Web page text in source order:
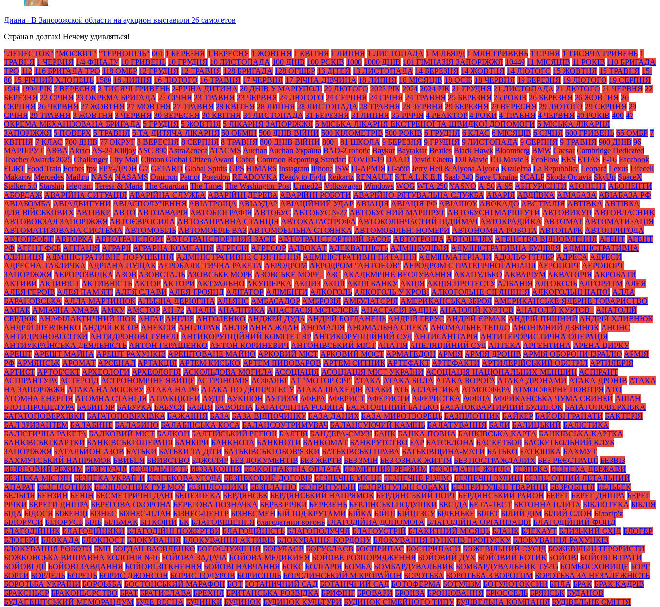
Диана - В Запорожской области на аукцион выставили 26 самолетов
Страна в долгах! Нечему удивляться!
"ЛЕПЕСТОК" "МОСКИТ" "ТЕРНОПІЛЬ" 061 1 БЕРЕЗНЯ 1 ВЕРЕСНЯ 1 ЖОВТНЯ 1 КВІТНЯ 1 ЛИПНЯ 1 ЛИСТОПАДА 1 МІЛЬЯРД 1 МЛН ГРИВЕНЬ 1 СІЧНЯ 1 ТИСЯЧА ГРИВЕНЬ 1
ТРАВНЯ 1 ЧЕРВНЯ 1/4 ФІНАЛУ 10 ГРИВЕНЬ 10 ГРУДНЯ 10 ЛИСТОПАДА 100 ДНІВ 100 РОКІВ 1000 1000 ДНІВ 101 ГІМНАЗІЯ ЗАПОРІЖЖЯ 10449 11 МІСЯЦІВ 11 РОКІВ 110 БРИГАДА
ТРО 112 116 БРИГАДА ТРО 118 ОМБР 12 ГРУДНЯ 12 ТРАВНЯ 128 БРИГАДА 128 ОГШБР 13 ДІТЕЙ 13 ЛИСТОПАДА 14 БЕРЕЗНЯ 14 ЖОВТНЯ 14 ЛЮТОГО 15 ЖОВТНЯ 15 ТРАВНЯ 15-
80 15-РІЧНИЙ ХЛОПЕЦЬ 1580 16 ЛИПНЯ 16 ЛЮТОГО 16 ТРАВНЯ 17 ЧЕРВНЯ 17-РІЧНА ДІВЧИНА 18 ЛИПНЯ 18 МІСЯЦІВ 18 ОСІБ 18 ЧЕРВНЯ 19 БЕРЕЗНЯ 19 ЛЮТОГО 19 СЕРПНЯ
1944 1994 РІК 2 ВЕРЕСНЯ 2 ТИСЯЧІ ГРИВЕНЬ 2-РІЧНА ДИТИНА 20 ДНІВ У МАРІУПОЛІ 20 ЛЮТОГО 2023 РІК 2024 2024 РІК 21 ГРУДНЯ 21 ЛИСТОПАДА 21 ЛЮТОГО 21 ЧЕРВНЯ 22
БЕРЕЗНЯ 22 СІЧНЯ 23 ОКРЕМА БРИГАДА 23 СІЧНЯ 23 ТРАВНЯ 23 ЧЕРВНЯ 24 ЛЮТОГО 24 СЕРПНЯ 24 СІЧНЯ 24 ТРАВНЯ 25 БЕРЕЗНЯ 25 РОКІВ 26 БЕРЕЗНЯ 26 ЖОВТНЯ 26
СЕРПНЯ 26 ЧЕРВНЯ 27 ЖОВТНЯ 27 МОВТНЯ 27 ТРАВНЯ 28 КВІТНЯ 28 ЛИПНЯ 28 ЛИСТОПАДА 28 ТРАВНЯ 28 ЧЕРВНЯ 29 БЕРЕЗНЯ 29 ВЕРЕСНЯ 29 ЛЮТОГО 29 СЕРПНЯ 29
СІЧНЯ 29 ТРАВНЯ 3 ЖОВТНЯ 3 ЧЕРВНЯ 30 ВЕРЕСНЯ 30 КВІТНЯ 30 ЛИСТОПАДА 31 БЕРЕЗНЯ 31 ЛИПНЯ 35-РІЧЧЯ 4 РЕАКТОР 4 РОКИ 4 ТРАВНЯ 4 ЧЕРВНЯ 40 РОКІВ 400 47
ОКРЕМА МЕХАНІЗОВАНА БРИГАДА 5 ГРУДНЯ 5 ЖОВТНЯ 5 ЛІКАРНЯ ЗАПОРІЖЖЯ 5 МІСЬКА ЛІКАРНЯ ЕКСТРЕНОЇ ТА ШВИДКОЇ ДОПОМОГИ 5 МІСЬКА ЛІКАРНЯ
ЗАПОРІЖЖЯ 5 ПОВЕРХ 5 ТРАВНЯ 5-ТА ДИТЯЧА ЛІКАРНЯ 50 ОБМІН 500 ДНІВ ВІЙНИ 500 КІЛОМЕТРІВ 500 РОКІВ 6 ГРУДНЯ 6 КЛАС 6 МІСЯЦІВ 6 СІЧНЯ 600 ГРИВЕНЬ 65 ОМБР 7
КВІТНЯ 7 КЛАС 700 ДНІВ 77 ОКРУГ 8 ВЕРЕСНЯ 8 СЕРПНЯ 8 ТРАВНЯ 800 ДНІВ ВІЙНИ 800+ 81 ШКОЛА 9 БЕРЕЗНЯ 9 ГРУДНЯ 9 ЛИСТОПАДА 9 СЕРПНЯ 9 ТРАВНЯ 900 ДНІВ 96
МАРШРУТ ABBA Akıncı AS-24 Killjoy ASC 890 AstraZeneca ATACMS Auchan Auchan Україна BAD-2 robotic Baykar Bayraktar Beatles Black Нawk Bloomberg BMW Caesar Cambridge Dedicated
Teacher Awards 2025 Challenger City Mall Clinton Global Citizen Award Cobra Common Reporting Standart COVID-19 DAAD David Guetta DJI Mavic DJI Mavic 3 EcoFlow EES ETIAS F-16 Facebook
FLiRT Food Train Forbes fpv FPV-ДРОН G7 GEPARD Global Spirits GPS HIMARS Instagram iPhone ISW IT-АРМІЯ IT-збій Jerry Heil & Alyona Alyona Kızılelma La Repubblica Leopard Lexus Lifecell
Makarov Mercedes Mаil.гu NASA NASAMS Omicron Patriot Poseidon READOVKA Ready to Fight Reikartz RENAULT S.T.A.L.K.E.R Saab 340 Save Ukraine SCALP Skoda Octavia SkyUp SpaceX
Stalker 5.0 Starship telegram Teresa & Maria The Guardian The Times The Washington Post United24 Volkswagen Windows WOG WTA 250YASNO А-50 А-95 АБІТУРІЄНТИ АБОНЕНТ АБОНЕНТИ
АБОРДАЖ АВАРІЙНА СИТУАЦІЯ АВАРІЙНА СЛУЖБА АВАРІЙНІ ДЕРЕВА АВАРІЙНІ РОБОТИ АВАРІЙНО-РЯТУВАЛЬНА СЛУЖБА АВАРІЯ АВДІЇВКА АВІАБАЗА АВІАБАЗА РФ
АВІАБОМБА АВІАДВИГУНИ АВІАСПОЛУЧЕННЯ АВІАТРОЩА АВІАУДАР АВІАЦІЙНИЙ УДАР АВІАЦІЯ АВІАЦІЯ РФ АВІАШОУ АВОКАДО АВСТРАЛІЯ АВТІВКА АВТІВКА
ДЛЯ ВІЙСЬКОВИХ АВТІВКИ АВТО АВТОАВАРІЯ АВТОБІОГРАФІЯ АВТОБУС АВТОБУС №27 АВТОБУСНИЙ МАРШРУТ АВТОБУСНІ МАРШРУТИ АВТОВИКУП АВТОВЛАСНИК
АВТОВОКЗАЛ ЗАПОРІЖЖЯ АВТОЄВРОСИЛА АВТОЗАПРАВНА СТАНЦІЯ АВТОКАТАСТРОФА АВТОКОЛІНЧАСТИЙ ПІДІЙМАЧ АВТОКРАДІЙКА АВТОМАТ АВТОМАТИЗАЦІЯ
АВТОМАТИЗОВАНА СИСТЕМА АВТОМОБІЛЬ АВТОМОБІЛЬ ВАЗ АВТОМОБІЛЬНА СТОЯНКА АВТОМОБІЛЬНІ НОМЕРИ АВТОНОМНА РОБОТА АВТОПАРК АВТОПРИГОДА
АВТОПРОБІГ АВТОРКА АВТОТРАНСПОРТ АВТОТРАНСПОРТНИЙ ЗАСІБ АВТОТРАНСПОРТНИЙ ЗАСОБ АВТОТРОЩА АВТОШЛЯХ АГЕНСТВО ВІДНОВЛЕННЯ АГЕНТ АГЕНТ
РФ АГЕНТ ФСБ АГІТАЦІЯ АГРАРІЇ АГРАРНА КОМПАНІЯ АГРЕСІЯ АГРЕСОР АДВОКАТ АДЕКВАТНІСТЬ АДМІНБУДІВЛЯ АДМІНІСТРАТИВНА БУДІВЛЯ АДМІНІСТРАТИВНА
ОДИНИЦЯ АДМІНІСТРАТИВНЕ ПОРУШЕННЯ АДМІНІСТРАТИВНЕ СТЯГНЕННЯ АДМІНІСТРАТИВНІ ПИТАННЯ АДМІНМАТЕРІАЛИ АДОЛЬФ ГІТЛЕР АДРЕСА АДРЕСИ
АДРЕСНА ТАБЛИЧКА АДРІАНА ПУЩАК АЕРОБАЛІСТИЧНА РАКЕТА АЕРОДРОМ АЕРОДРОМ "АНТОНОВ" АЕРОДРОМ СТРАТЕГІЧНОЇ АВІАЦІЇ АЕРОПОРТ АЕРОПОРТ
ЗАПОРІЖЖЯ АЕРОРОЗВІДКА АЗОВ АЗОВСТАЛЬ АЗОВСЬКЕ МОРЕ АЗОВСЬКЕ МОРЕ_ АЗС АКАДЕМІЧНЕ ВЕСЛУВАННЯ АКАПУЛЬКО АКВАРІУМ АКВАТОРІЯ АКРОБАТИ
АКТИВИ АКТИВІСТ АКТИВНІСТЬ АКТОР АКТОРИ АКТУАЛЬНО АКУШЕРКА АКЦИЗ АКЦІЇ АКЦІЇ БАНКУ АКЦІЯ АКЦІЯ ПРОТЕСТУ АЛБАНІЯ АЛГОКОЛЬ АЛГОРИТМ АЛЕЯ
АЛЕЯ ГЕРОЇВ АЛЕЯ ПАМ'ЯТІ АЛЕЯ СЛАВИ АЛЕЯ ТРОЯНД АЛІГАТОР АЛІМЕНТИ АЛКОГОЛЬ АЛКОГОЛЬ У КРОВІ АЛКОГОЛЬНЕ СП'ЯНІННЯ АЛКОГОЛЬНІ НАПОЇ АЛЛА
БАРАНОВСЬКА АЛЛА МАРТИНЮК АЛЬБІНА ДЕРЮГІНА АЛЬЯНС АМБАСАДОР АМБРОЗІЯ АМБУЛАТОРІЯ АМЕРИКАНСЬКА ЗБРОЯ АМЕРИКАНСЬКЕ ЯДЕРНЕ ТОВАРИСТВО
АМІАК АМІАЧНА ХМАРА АМКУ АМСТОР АН-72 АНАЛІЗ АНАЛІТИКА АНАСТАСІЯ МЄТЄЛЄВА АНАСТАСІЯ РАДІНА АНАТОЛІЙ КУРТЄВ АНАТОЛІЙ КУРТЄВ_
АНАТОЛІЙ
СЕРДЮК АНАФІЛАКТИЧНИЙ ШОК АНГАР АНГЛІЯ АНГОЛЕНКО АНДЖЕЙ ДУДА АНДРІЙ БОГДАНЕЦЬ АНДРІЙ ГЕРУС АНДРІЙ ЄРМАК АНДРІЙ ПИШНИЙ АНДРІЙ ХЛИВНЮК
АНДРІЙ ШЕВЧЕНКО АНДРІЙ ЮСОВ АНЕКСІЯ АНІ ЛОРАК АНЛІЯ АННА ЖДАН АНОМАЛІЯ АНОМАЛЬНА СПЕКА АНОМАЛЬНЕ ТЕПЛО АНОНІМНИЙ ДЗВІНОК АНОНС
АНТИДРОНОВІ СІТКИ АНТИДРОНОВІ ТУНЕЛІ АНТИКОРУПЦІЙНИЙ КОМІТЕТ ВР АНТИКОРУПЦІЙНИЙ СУД АНТИСАНІТАРІЯ АНТИТЕРОРИСТИЧНА ОПЕРАЦІЯ
АНТИУКРАЇНСЬКА ДЕЯЛЬНІСТЬ АНТОН ГЕРАЩЕНКО АНТОН КОРИНЕВИЧ АНТОНІВСЬКИЙ МІСТ АПАТІЯ АПЕЛЯЦІЙНИЙ СУД АПТЕКА АРГЕНТИНА АРЕНА ЦИРКУ
АРЕШТ АРЕШТ МАЙНА АРЕШТ РАХУНКІВ АРЕШТОВАНЕ МАЙНО АРКОВИЙ МІСТ АРКОВИЙ МОСТ АРМАГЕДОН АРМІЯ АРМІЯ ДРОНІВ АРМІЯ ОБОРОНИ ІЗРАЇЛЮ АРМІЯ
РФ АРМЯНСЬК АРОМАТ АРСЕНАЛ АРТАКЦІЯ АРТЕМ КИСЬКО АРТЕМ ПИВОВАРОВ АРТЕМ СИТНИК АРТЕФАКТ АРТЕФАКТИ АРТИЛЕРІЙСЬКИЙ ОБСТРІЛ АРТИЛЕРІЯ
АРТИСТ АРТОБ'ЄКТ АРХЕОЛОГИ АРХЕОЛОГІЯ АСКОЛЬДОВА МОГИЛА АСОЦІАЦІЯ АСОЦІАЦІЯ МІСТ УКРАЇНИ АСОЦІАЦІЯ НАЦІОНАЛЬНИХ МЕНШИН АСПІРАНТ
АСПІРАНТУРА АСТЕРОЇД АСТРОНОМІЧНЕ ЯВИЩЕ АСТРОНОМІЯ АСФАЛЬТ АТ "МОТОР СІЧ" АТАКА АТАКА БПЛА АТАКА ВОРОГА АТАКА ДРОНАМИ АТАКА ДРОНІВ АТАКА
НА ЗАПОРІЖЖЯ АТАКА НА МОСКВУ АТАКА НА РФ АТАКА ПО ДНІПРОГЕСУ АТАКА ШАХЕДІВ АТАКИ АТБ АТЛАНТИКА АТМОСФЕРА АТМОСФЕРНЕ ПОВІТРЯ АТО
АТОМНА ЕНЕРГІЯ АТОМНА СТАНЦІЯ АТРАКЦІОНИ АУДІТ АУКЦІОН АУТИЗМ АФЕРА АФЕРИСТ АФЕРИСТИ АФЕРИСТКА АФІША АФРИКАНСЬКА ЧУМА СВИНЕЙ АШАН
Б'ЮТІ-ПРОЦЕДУРА БАБИН ЯР БАБУРКА БАБУСЯ БАБЦЯ БАВОВНА БАГАТОДІТНА РОДИНА БАГАТОДІТНИЙ БАТЬКО БАГАТОКВАРТИРНИЙ БУДИНОК БАГАТОПОВЕРХІВКА
БАГАТОПОВЕРХІВКИ БАГАТОПОВІРХІВКА БАЖАННЯ БАЗА БАЗА ВІДПОЧИНКУ БАЗА ДАНИХ БАЗА МИРОТВОРЕЦЬ БАЗПІЛОТНИК БАЙКЕР БАЙОВІ ГРАНАТИ БАКТЕРІЯ
БАЛ ЗРИЗАНТЕМ БАЛАБИНЕ БАЛАБИНО БАЛАБІНСЬКА КОСА БАЛАНСОУТРИМУВАЧ БАЛАНСУЮЧИЙ КАМІНЬ БАЛАТУВАННЯ БАЛИ БАЛИЦЬКИЙ БАЛІСТИКА
БАЛІСТИЧНА РАКЕТА БАЛКОВИЙ МІСТ БАЛКОН БАЛТІЙСЬКИЙ РЕГІОН БАЛТІЯ БАНДЕРА-СМУЗІ БАНК БАНКА ПОВНА БАНКІВСЬКА КАРТА БАНКІВСЬКА КАРТКА
БАНКІВСЬКІ КАРТКИ БАНКІВСЬКІ ОПЕРАЦІЇ БАНКІРИ БАНКНОТА БАНКНОТИ БАНКОМАТ БАНКРУТСТВО БАР БАРСЕЛОНА БАСКЕТБОЛ БАСКЕТБОЛЬНИЙ КЛУБ
ЗАПОРІЖЖЯ БАТАЛЬЙОН АЗОВ БАТЬКИ БАТЬКИ ТА ДІТИ БАТЬКІВСЬКІ ОБОВ'ЯЗКИ БАТЬКІВСЬКІ ПРАВА БАТЬКІВЩИНА-МАТИ БАТЬКО БАТЮШКА БАХМУТ
БАХМУТСЬКИЙ НАПРЯМОК БВИБЦЯ БВИВСТВО БДЖОЛЯР БЕЗ ДОКУМЕНТІВ БЕЗ ЖЕРТВ БЕЗ ЗМІН БЕЗ ОЗНАК ЖИТТЯ БЕЗ ПОСТРАЖДАЛИХ БЕЗ РЕЄСТРАЦІЇ БЕЗВІЗ
БЕЗВІЗОВИЙ РЕЖИМ БЕЗГЛУЗДЯ БЕЗДІЯЛЬНІСТЬ БЕЗЗАКОННЯ БЕЗКОНТАКТНА ОПЛАТА БЕЗМИТНИЙ РРЕЖИМ БЕЗОПЛАТНЕ ЖИТЛО БЕЗПЕКА БЕЗПЕКА ДЕРЖАВИ
БЕЗПЕКА МІСТЯН БЕЗПЕКА УКРАЇНИ БЕЗПЕКОВА УГОДА БЕЗПЕКОВИЙ ДОГОВІР БЕЗПЕЧНЕ МІСЦЕ БЕЗПЕЧНЕ РІЗДВО БЕЗПЕЧНІ ВУЛИЦІ БЕЗПІЛОТНИЙ ЛЕТАЛЬНИЙ
АПАРАТ БЕЗПІЛОТНИК БЕЗПІЛОТНИК ГУР МОУ БЕЗПІЛОТНИКИ БЕЗПЛАТНО БЕЗПРИТУЛЬНІ БЕЗПРИТУЛЬНІ СОБАКИ БЕЗПРИТУЛЬНІ ТВАРИНИ БЕЗРОБІТТЯ БЕЛЬБЕК
БЕЛЬГІЯ БЕНЗИН БЕНІН БЕОМЕТРИЧНІ ДАНІ БЕПЕЗПЕКА БЕРДЯНСЬК БЕРДЯНСЬКИЙ НАПРЯМОК БЕРДЯНСЬКИЙ ПОРТ БЕРДЯНСЬКИЙ РАЙОН БЕРЕГ БЕРЕГ ДНІПРА БЕРЕГ
РІЧКИ БЕРЕГИ ДНІПРА БЕРЕГОВА ОХОРОНА БЕРЕГОВА ПОЗНАЧКА БЕРЕЗ РІЧКИ БЕРЕЗЕНЬ БЕРЛІНСЬКІ ПОДУШКИ БЕСІДА БЕТА-ТЕСТ БЕТОННА ПЛИТА БІБЛІОТЕКА БІБЛІЯ
БІДА БІДОСЯ БІЖЕНЦІ БІЗНЕС БІЗНЕС-ПЛАН БІЗНЕС-ЦЕНТР БІЗНЕСМЕН БІЙ ПІД КРУТАМИ БІЙКА БІЙЦІ БІЙЦІ ЗСУ БІЛЕНЬКЕ БІЛЕТ БІЛИЙ ДІМ БІЛИЙ СЛОН Білогір'я
БІЛОРУСИ БІЛОРУСЬ БІЛЬ БІЛЬМАК БІТКОЇНИ БК БЛАГОВІЩЕННЯ благодатний вогонь БЛАГОДІЙНА ДОПОМОГА БЛАГОДІЙНА ОРГАНІЗАЦІЯ БЛАГОДІЙНИЙ ФОНД
БЛАГОДІЙНИК БЛАГОДІЙНИКИ БЛАГОДІЙНІ ПОЖЕРТВИ БЛАГОДІЙНІСТЬ БЛАГОПОЛУЧЧЯ БЛАГОУСТРІЙ БЛАКИТНИЙ МІСЯЦЬ БЛАНК БЛЕКАУТ БЛИЗЬКИЙ СХІД БЛОГЕР
БЛОГЕРИ БЛОКАДА БЛОКПОСТ БЛОКУВАННЯ БЛОКУВАННЯ АКТИВІВ БЛОКУВАННЯ КОРДОНУ БЛОКУВАННЯ ПУНКТІВ ПРОПУСКУ БЛОКУВАННЯ РАХУНКІВ
БЛОКУВАННЯ РОБОТИ БМП БОГДАН ВАСИЛЕНКО БОГОСЛУЖІННЯ БОГУЛАЄВ БОГУСЛАЄВ БОЄПРИПАС БОЄПРИПАСИ БОЖЕВІЛЬНИЙ СУСІД БОЖЕВІЛЬНІ ТЕРОРИСТИ
БОЖКОВСЬКА ВИПРАВНА КОЛОНІЯ №16 БОЙОВА ЗАДАЧА БОЙОВА МЕДИКИНЯ БОЙОВЕ РОЗПОРЯДЖЕННЯ БОЙОВИЙ ДУХ БОЙОВИЙ КОТИК БОЙОВІ БОЙОВІ ВТРАТИ
БОЙОВІ ДІЇ БОЙОВІ ЗАВДАННЯ БОЙОВІ ЗІТКНЕННЯ БОЙОВІ НАВЧАННЯ БОКС БОЛГАРІЯ БОМБА БОМБАРДУВАЛЬНИК БОМБАРДУВАЛЬНИК ТУ-95 БОМБОСХОВИЩЕ БОРГ
БОРГИ БОРДЕЛЬ БОРЕЦЬ БОРИС ДЖОНСОН БОРИС ТОДУРОВ БОРИСПІЛЬ БОРОДИНСЬКИЙ МІКРОРАЙОН БОРОТЬБА БОРОТЬБА З ВОРОГОМ БОРОТЬБА ЗА НЕЗАЛЕЖНІСТЬ
БОРОТЬБА УКРАЇНИ БОРОЬББА БОСТОНСЬКИЙ МАРАФОН БОТ БОТАНИЧНИЙ САД БОТАНІЧНИЙ САД БОТОФЕРМА БОТУЛІЗМ БОТУЛОТОКСИН БПЛА БРАК БРАК КАДРІВ
БРАКОНЬЄР БРАКОНЬЄРСТВО БРАТ БРАТИСЛАВА БРЕХНЯ БРИТАНСЬКА РОЗВІДКА БРИФІНГ БРОВАРИ БРОНЗА БРОНЮВАННЯ БРЮССЕЛЬ БРЯНСЬК БУДАНОВ
БУДАПЕШТСЬКИЙ МЕМОРАНДУМ БУДЕ ВЕСНА БУДИНКИ БУДИНОК БУДИНОК КУЛЬТУРИ БУДИНОК СІМЕЙНОГО ТИПУ БУДІВЕЛЬНА КОМПАНІЯ БУДІВЕЛЬНЕ СМІТТЯ